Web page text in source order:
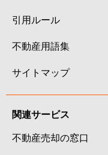
引用ルール
不動産用語集
サイトマップ
関連サービス
不動産売却の窓口